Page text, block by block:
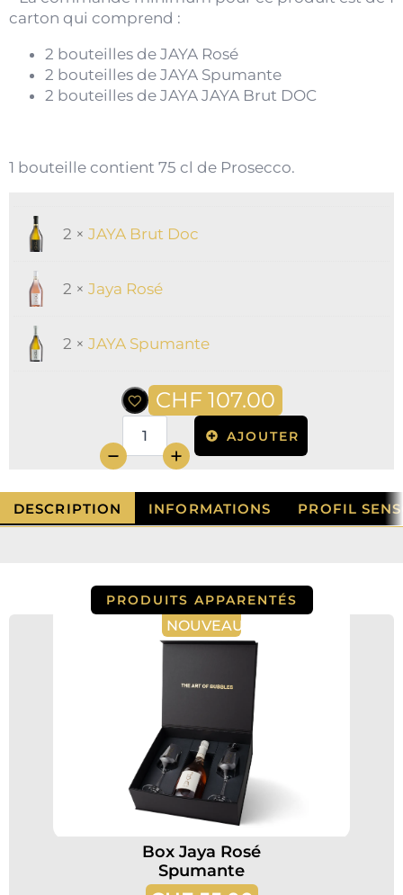
carton qui comprend :
2 bouteilles de JAYA Rosé
2 bouteilles de JAYA Spumante
2 bouteilles de JAYA JAYA Brut DOC
1 bouteille contient 75 cl de Prosecco.
2 × JAYA Brut Doc
2 × Jaya Rosé
2 × JAYA Spumante
CHF107.00
quantité
de
carton
2x
Brut
|
2x
Spumante
AJOUTER
DESCRIPTION INFORMATIONS PROFIL
PRODUITS APPARENTÉS
NOUVEAU
Box Jaya Rosé
Spumante